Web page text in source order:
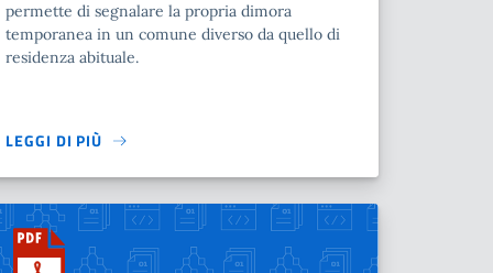
permette di segnalare la propria dimora
temporanea in un comune diverso da quello di
residenza abituale.
LEGGI DI PIÙ